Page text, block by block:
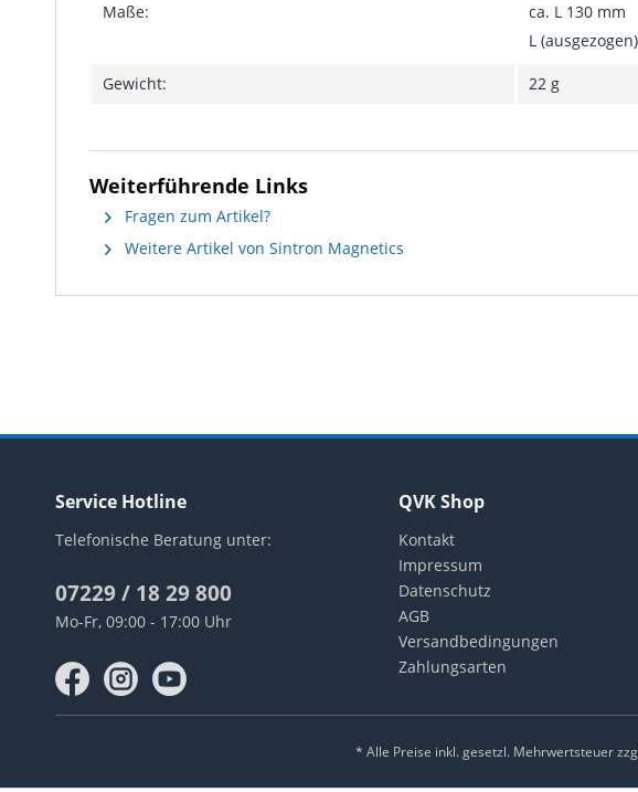
Maße:
ca. L 130 mm
L
Gewicht: 22 g
Weiterführende Links
Fragen zum Artikel?
Weitere Artikel von Sintron Magnetics
Service Hotline
Telefonische Beratung unter:
07229 / 18 29 800
Mo-Fr, 09:00 - 17:00 Uhr
QVK Shop
Kontakt
Impressum
Datenschutz
AGB
Versandbedingungen
Zahlungsarten
* Alle Preise inkl. gesetzl. Mehrwertsteuer